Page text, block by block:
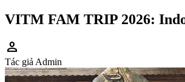
VITM FAM TRIP 2026:
person
Tác giả Admin